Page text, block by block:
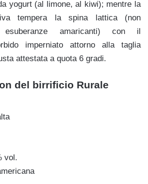
yogurt (al limone, al kiwi); mentre la
tempera la spina lattica (non
amaricanti) con il
imperniato attorno alla taglia
attestata a quota 6 gradi.
del birrificio Rurale
vol.